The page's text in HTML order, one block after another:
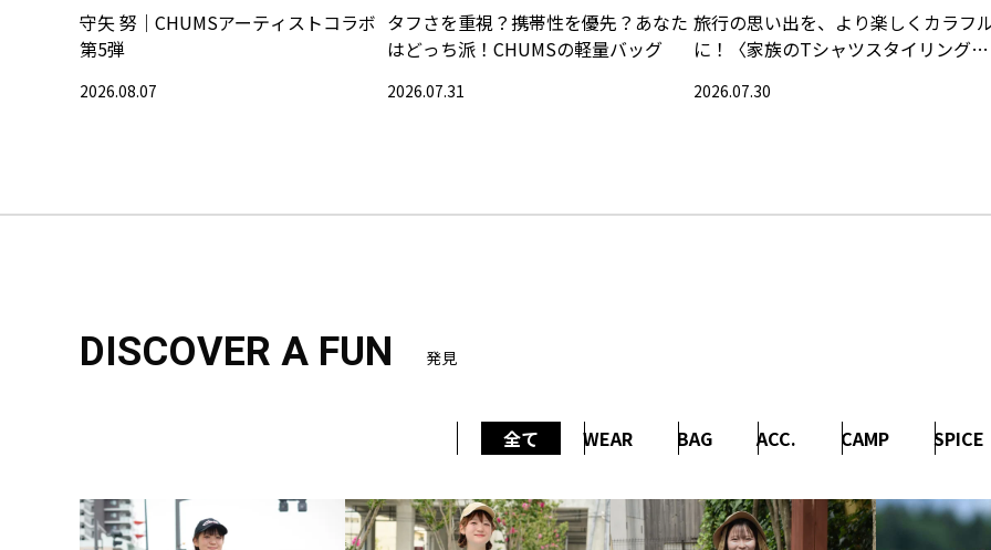
守矢 努｜CHUMSアーティストコラボ
第5弾
2026.08.07
タフさを重視？携帯性を優先？あなた
はどっち派！CHUMSの軽量バッグ
2026.07.31
旅行の思い出を、より楽しくカラフ
に！〈家族のTシャツスタイリング特
2026.07.30
DISCOVER A FUN 発見
全て WEAR BAG ACC. CAMP SPICE